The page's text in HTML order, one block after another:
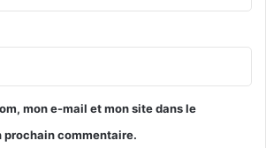
mon e-mail et mon site dans le
prochain commentaire.